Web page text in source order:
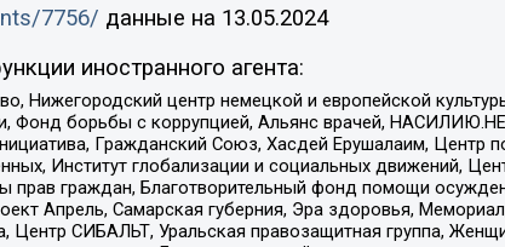
7756/ данные на 13.05.2024
иностранного агента:
Нижегородский центр немецкой и европейской
Фонд борьбы с коррупцией, Альянс врачей,
Гражданский Союз, Хасдей Ерушалаим, Центр
Институт глобализации и социальных движений,
прав граждан, Благотворительный фонд помощи
Апрель, Самарская губерния, Эра здоровья,
СИБАЛЬТ, Уральская правозащитная группа,